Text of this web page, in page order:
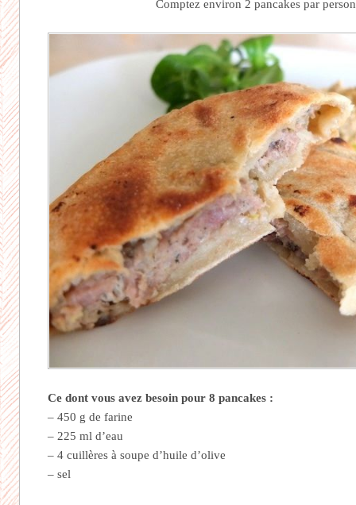
Comptez environ 2 pancakes par
Ce dont vous avez besoin pour 8 pancakes :
– 450 g de farine
– 225 ml d’eau
– 4 cuillères à soupe d’huile d’olive
– sel